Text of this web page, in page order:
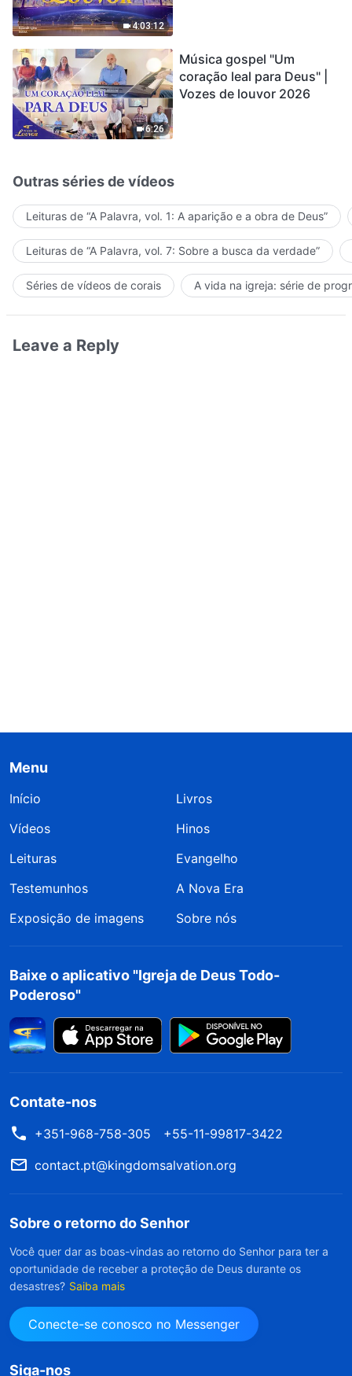
4:03:12
6:26
Música gospel "Um
coração leal para Deus" |
Vozes de louvor 2026
Outras séries de vídeos
Leituras de “A Palavra, vol. 1: A aparição e a obra de Deus”
Leituras de “A Palavra, vol. 7: Sobre a busca da verdade”
Séries de vídeos de corais A vida na igreja: série de
Leave a Reply
Menu
Início
Livros
Vídeos
Hinos
Leituras
Evangelho
Testemunhos
A Nova Era
Exposição de imagens
Sobre nós
Baixe o aplicativo "Igreja de Deus Todo-
Poderoso"
Contate-nos
+351-968-758-305
+55-11-99817-3422
contact.pt@kingdomsalvation.org
Sobre o retorno do Senhor
Você quer dar as boas-vindas ao retorno do Senhor para ter a
oportunidade de receber a proteção de Deus durante os
desastres? Saiba mais
Conecte-se conosco no Messenger
Siga-nos